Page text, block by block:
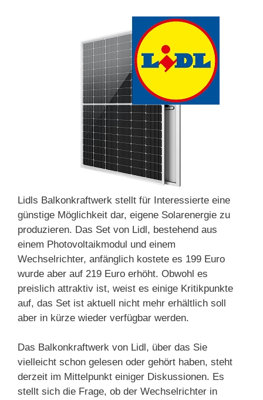
Lidls Balkonkraftwerk stellt für Interessierte eine
günstige Möglichkeit dar, eigene Solarenergie zu
produzieren. Das Set von Lidl, bestehend aus
einem Photovoltaikmodul und einem
Wechselrichter, anfänglich kostete es 199 Euro
wurde aber auf 219 Euro erhöht. Obwohl es
preislich attraktiv ist, weist es einige Kritikpunkte
auf, das Set ist aktuell nicht mehr erhältlich soll
aber in kürze wieder verfügbar werden.
Das Balkonkraftwerk von Lidl, über das Sie
vielleicht schon gelesen oder gehört haben, steht
derzeit im Mittelpunkt einiger Diskussionen. Es
stellt sich die Frage, ob der Wechselrichter in